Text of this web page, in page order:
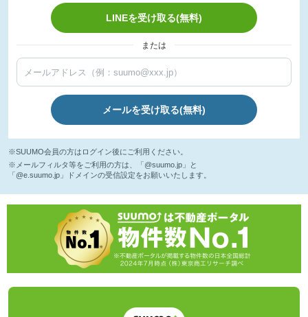
LINEを受け取る(無料)
または
メールを受け取る(無料)
※SUUMO会員の方はログイン後にご利用ください。
※メールフィルタ等をご利用の方は、「@suumo.jp」と
「@e.suumo.jp」ドメインの受信設定をお願いいたします。